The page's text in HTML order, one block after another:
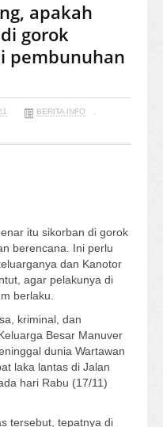
apakah
gorok
pembunuhan
BERITA INFO
,
itu sikorban di gorok
berencana. Ini perlu
dan Kanotor
agar pelakunya di
berlaku.
kriminal, dan
Besar Manuver
dunia Wartawan
laka lantas di Jalan
hari Rabu (17/11)
tersebut, tepatnya di